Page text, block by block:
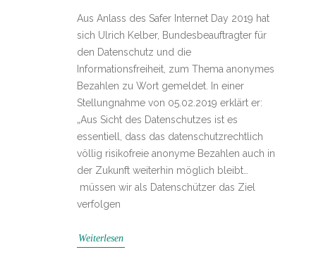
Aus Anlass des Safer Internet Day 2019 hat
sich Ulrich Kelber, Bundesbeauftragter für
den Datenschutz und die
Informationsfreiheit, zum Thema anonymes
Bezahlen zu Wort gemeldet. In einer
Stellungnahme von 05.02.2019 erklärt er:
„Aus Sicht des Datenschutzes ist es
essentiell, dass das datenschutzrechtlich
völlig risikofreie anonyme Bezahlen auch in
der Zukunft weiterhin möglich bleibt…
müssen wir als Datenschützer das Ziel
verfolgen
Weiterlesen